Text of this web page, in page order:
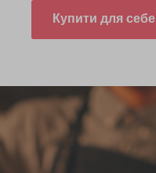
Купити для себе